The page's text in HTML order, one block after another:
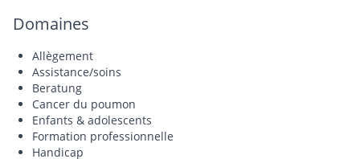
Domaines
Allègement
Assistance/soins
Beratung
Cancer du poumon
Enfants & adolescents
Formation professionnelle
Handicap